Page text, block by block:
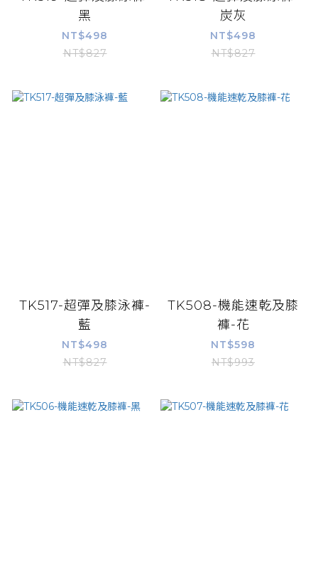
黑
NT$498
NT$827
炭灰
NT$498
NT$827
TK517-超彈及膝泳褲-
藍
NT$498
NT$827
TK508-機能速乾及膝
褲-花
NT$598
NT$993